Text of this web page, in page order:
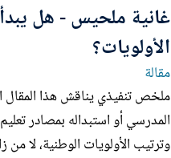
4 •...
غانية ملحيس - هل
الأولويات؟
مقالة
ملخص تنفيذي يناقش
المدرسي أو استبداله بمصادر
وترتيب الأولويات الوطنية، لا